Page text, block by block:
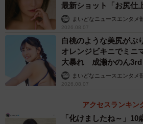
最新ショット「お尻仕
ています」「いくつに
たい」
まいどなニュースエンタメ
2026.08.07
白桃のような美尻が
オレンジビキニでミニ
大暴れ 成瀬かのん3rd
まいどなニュースエンタメ
2026.08.07
アクセスランキン
「化けましたね～」